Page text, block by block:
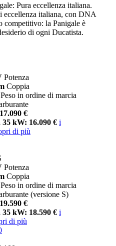
Pura eccellenza italiana.
eccellenza italiana, con DNA
competitivo: la Panigale è
di ogni Ducatista.
Potenza
Coppia
Peso in ordine di marcia
€
kW: 16.090 € i
di più
Potenza
Coppia
Peso in ordine di marcia
(versione S)
€
kW: 18.590 € i
di più